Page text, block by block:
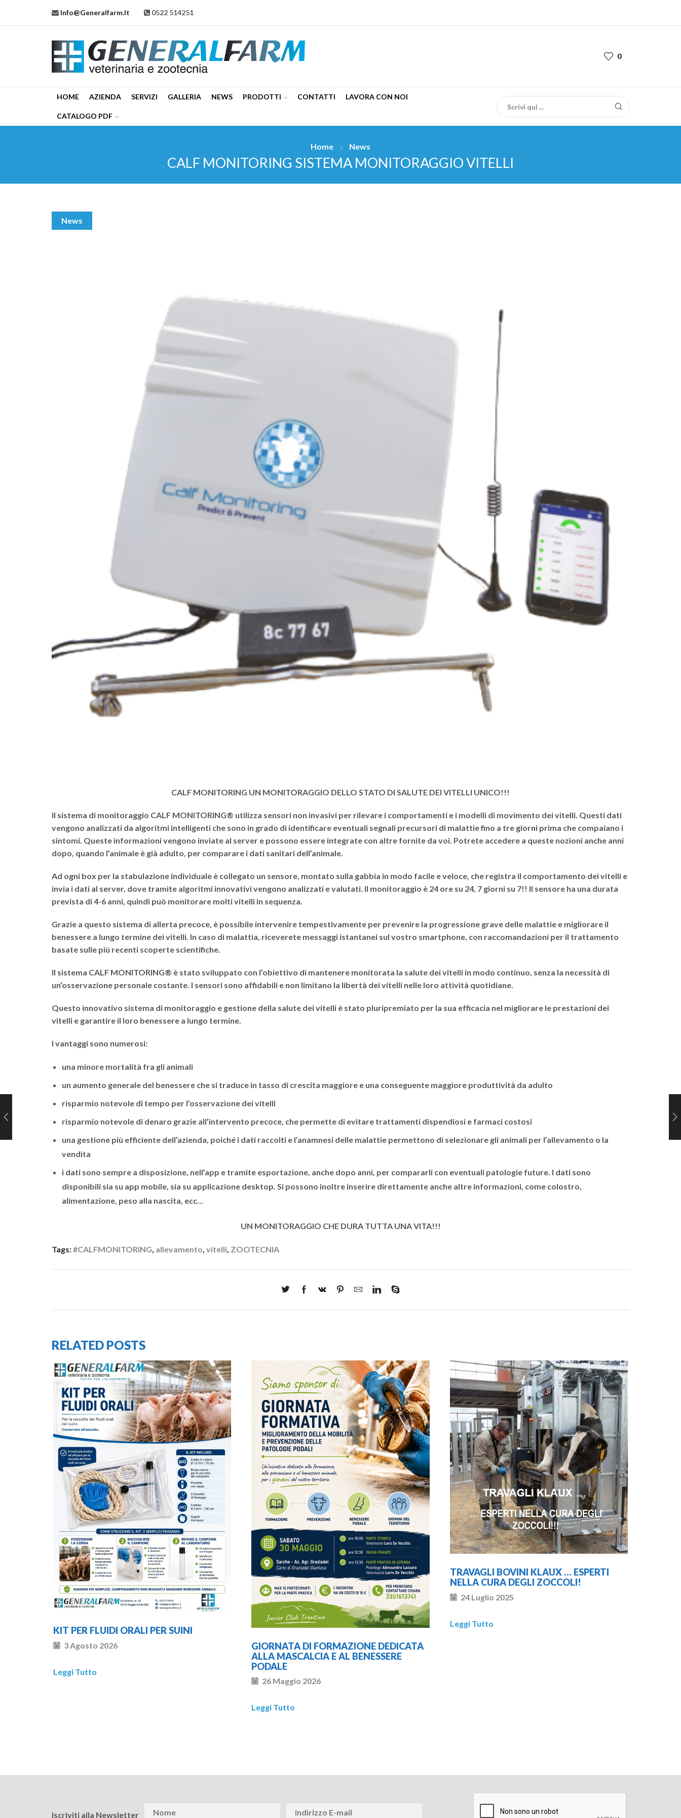
Info@generalfarm.it 0522 514251
0
HOME AZIENDA SERVIZI GALLERIA NEWS PRODOTTI CONTATTI LAVORA CON NOI
CATALOGO PDF
Home News
CALF MONITORING SISTEMA MONITORAGGIO VITELLI
News
CALF MONITORING UN MONITORAGGIO DELLO STATO DI SALUTE DEI VITELLI UNICO!!!
Il sistema di monitoraggio CALF MONITORING® utilizza sensori non invasivi per rilevare i comportamenti e i modelli di movimento dei vitelli. Questi dati
vengono analizzati da algoritmi intelligenti che sono in grado di identificare eventuali segnali precursori di malattie fino a tre giorni prima che compaiano i
sintomi. Queste informazioni vengono inviate al server e possono essere integrate con altre fornite da voi. Potrete accedere a queste nozioni anche anni
dopo, quando l’animale è già adulto, per comparare i dati sanitari dell’animale.
Ad ogni box per la stabulazione individuale è collegato un sensore, montato sulla gabbia in modo facile e veloce, che registra il comportamento dei vitelli e
invia i dati al server, dove tramite algoritmi innovativi vengono analizzati e valutati. Il monitoraggio è 24 ore su 24, 7 giorni su 7!! Il sensore ha una durata
prevista di 4-6 anni, quindi può monitorare molti vitelli in sequenza.
Grazie a questo sistema di allerta precoce, è possibile intervenire tempestivamente per prevenire la progressione grave delle malattie e migliorare il
benessere a lungo termine dei vitelli. In caso di malattia, riceverete messaggi istantanei sul vostro smartphone, con raccomandazioni per il trattamento
basate sulle più recenti scoperte scientifiche.
Il sistema CALF MONITORING® è stato sviluppato con l’obiettivo di mantenere monitorata la salute dei vitelli in modo continuo, senza la necessità di
un’osservazione personale costante. I sensori sono affidabili e non limitano la libertà dei vitelli nelle loro attività quotidiane.
Questo innovativo sistema di monitoraggio e gestione della salute dei vitelli è stato pluripremiato per la sua efficacia nel migliorare le prestazioni dei
vitelli e garantire il loro benessere a lungo termine.
I vantaggi sono numerosi:
una minore mortalità fra gli animali
un aumento generale del benessere che si traduce in tasso di crescita maggiore e una conseguente maggiore produttività da adulto
risparmio notevole di tempo per l’osservazione dei vitelli
risparmio notevole di denaro grazie all’intervento precoce, che permette di evitare trattamenti dispendiosi e farmaci costosi
una gestione più efficiente dell’azienda, poiché i dati raccolti e l’anamnesi delle malattie permettono di selezionare gli animali per l’allevamento o la
vendita
i dati sono sempre a disposizione, nell’app e tramite esportazione, anche dopo anni, per compararli con eventuali patologie future. I dati sono
disponibili sia su app mobile, sia su applicazione desktop. Si possono inoltre inserire direttamente anche altre informazioni, come colostro,
alimentazione, peso alla nascita, ecc…
UN MONITORAGGIO CHE DURA TUTTA UNA VITA!!!
Tags:#CALFMONITORING, allevamento, vitelli, ZOOTECNIA
RELATED POSTS
KIT PER FLUIDI ORALI PER SUINI
3 Agosto 2026
Leggi Tutto
GIORNATA DI FORMAZIONE DEDICATA
ALLA MASCALCIA E AL BENESSERE
PODALE
26 Maggio 2026
Leggi Tutto
TRAVAGLI BOVINI KLAUX … ESPERTI
NELLA CURA DEGLI ZOCCOLI!
24 Luglio 2025
Leggi Tutto
Iscriviti alla Newsletter